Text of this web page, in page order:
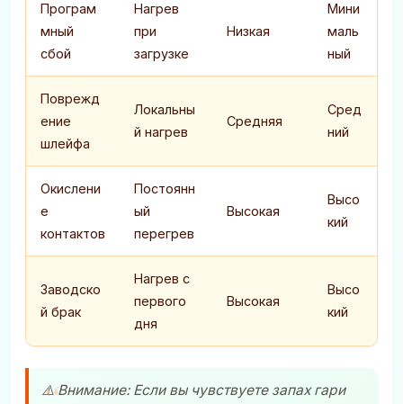
Програм
мный
сбой
Нагрев
при
загрузке
Низкая
Мини
маль
ный
Поврежд
ение
шлейфа
Локальны
й нагрев
Средняя
Сред
ний
Окислени
е
контактов
Постоянн
ый
перегрев
Высокая
Высо
кий
Заводско
й брак
Нагрев с
первого
дня
Высокая
Высо
кий
⚠️ Внимание: Если вы чувствуете запах гари